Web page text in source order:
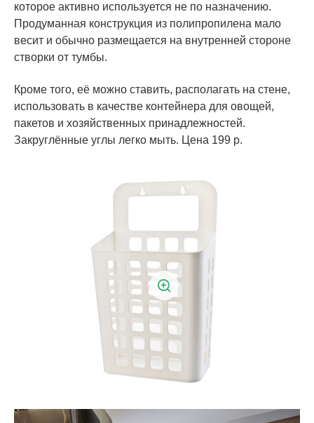
которое активно используется не по назначению.
Продуманная конструкция из полипропилена мало
весит и обычно размещается на внутренней стороне
створки от тумбы.
Кроме того, её можно ставить, располагать на стене,
использовать в качестве контейнера для овощей,
пакетов и хозяйственных принадлежностей.
Закруглённые углы легко мыть. Цена 199 р.